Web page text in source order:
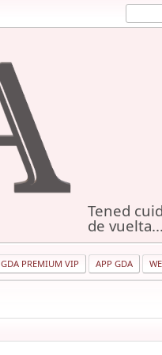
Tened
de vuelta...
GDA PREMIUM VIP APP GDA